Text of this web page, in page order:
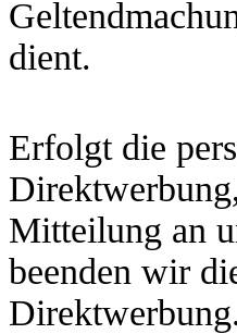
dient.
Erfolgt die
Mitteilung an
beenden wir